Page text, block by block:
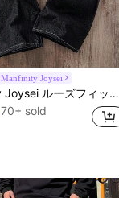
Manfinity Joysei
Manfinity Joysei ルーズフィット ワイドレッグジーンズ バックポケット スター&レター刺繍デザイン カジュアル
70+ sold